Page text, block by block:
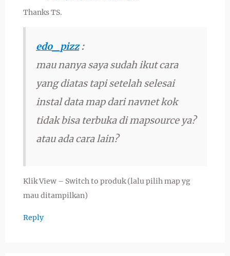
Thanks TS.
edo_pizz:
mau nanya saya sudah ikut cara
yang diatas tapi setelah selesai
instal data map dari navnet kok
tidak bisa terbuka di mapsource ya?
atau ada cara lain?
Klik View – Switch to produk (lalu pilih map yg
mau ditampilkan)
Reply